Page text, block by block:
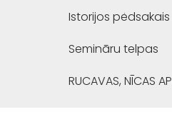
Istorijos pėdsakais
Semināru telpas
RUCAVAS, NĪCAS